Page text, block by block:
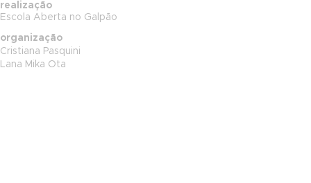
realização
​Escola Aberta no Galpão
organização
Cristiana Pasquini
Lana Mika Ota